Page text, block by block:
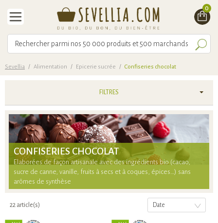
0
Sevellia / Alimentation / Epicerie sucrée / Confiseries chocolat
FILTRES
CONFISERIES CHOCOLAT
Elaborées de façon artisanale avec des ingrédients bio (cacao,
sucre de canne, vanille, fruits à secs et à coques, épices…) sans
arômes de synthèse
22 article(s) Date